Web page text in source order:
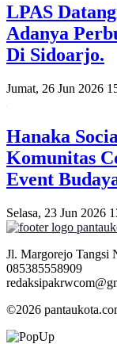
LPAS
Adanya
Di Sidoarjo.
Jumat, 26 Jun 2026
Hanaka
Komunitas
Event
Selasa, 23 Jun 2026
Jl. Margorejo Tangsi
085385558909
©2026